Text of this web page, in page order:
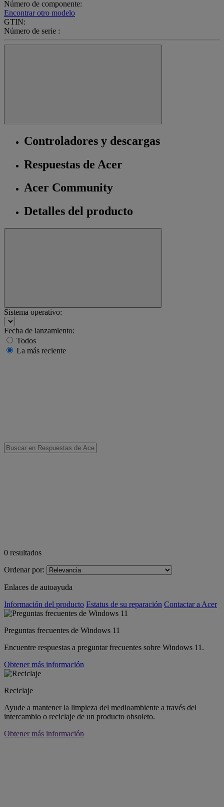
Número de componente:
Encontrar otro modelo
GTIN:
Número de serie :
Controladores y descargas
Respuestas de Acer
Acer Community
Detalles del producto
Sistema operativo:
Fecha de lanzamiento:
Todos
La más reciente
0 resultados
Ordenar por:
Enlaces de autoayuda
Información del producto Estatus de su reparación Contactar a Acer
Preguntas frecuentes de Windows 11
Encuentre respuestas a preguntar frecuentes sobre Windows 11.
Obtener más información
Reciclaje
Ayude a mantener la limpieza del medioambiente a través del
intercambio o reciclaje de un producto obsoleto.
Obtener más información